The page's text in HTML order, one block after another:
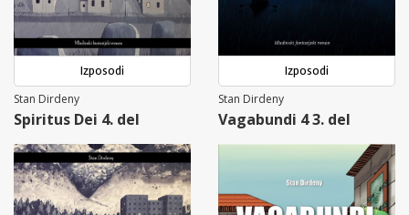
Izposodi
Stan Dirdeny
Spiritus Dei 4. del
Izposodi
Stan Dirdeny
Vagabundi 4 3. del